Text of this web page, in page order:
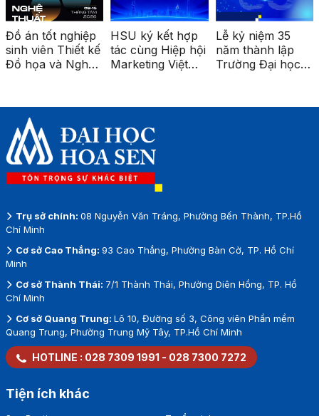
Đồ án tốt nghiệp
sinh viên Thiết kế
Đồ họa và Nghệ
Metro Bến Thành
HSU ký kết hợp
tác cùng Hiệp hội
Marketing Việt
phát triển nghề
Lễ kỷ niệm 35
năm thành lập
Trường Đại học
Trụ sở chính: 08 Nguyễn Văn Tráng, Phường Bến Thành, TP.Hồ
Chí Minh
Cơ sở Cao Thắng: 93 Cao Thắng, Phường Bàn Cờ, TP. Hồ Chí
Minh
Cơ sở Thành Thái: 7/1 Thành Thái, Phường Diên Hồng, TP. Hồ
Chí Minh
Cơ sở Quang Trung: Lô 10, Đường số 3, Công viên Phần mềm
Quang Trung, Phường Trung Mỹ Tây, TP.Hồ Chí Minh
HOTLINE : 028 7309 1991 - 028 7300 7272
Tiện ích khác